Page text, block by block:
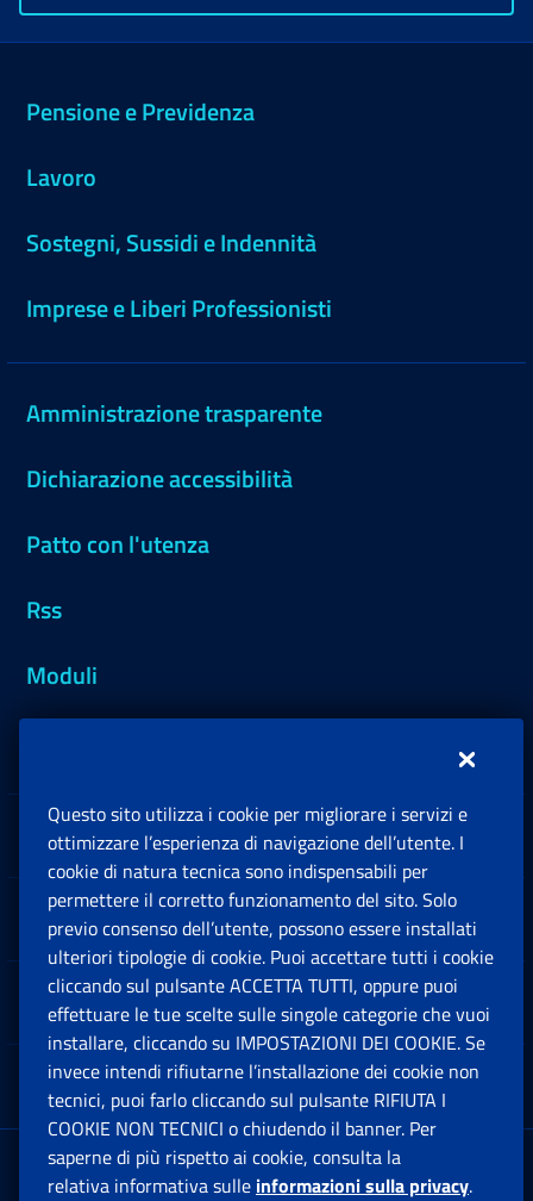
Pensione e Previdenza
Lavoro
Sostegni, Sussidi e Indennità
Imprese e Liberi Professionisti
Amministrazione trasparente
Dichiarazione accessibilità
Patto con l'utenza
Rss
Moduli
Sedi e Contatti
Software
Note Legali
App mobile
Sede Legale : Via Ciro il Grande, 21
Questo sito utilizza i cookie per migliorare i servizi e
ottimizzare l’esperienza di navigazione dell’utente. I
cookie di natura tecnica sono indispensabili per
permettere il corretto funzionamento del sito. Solo
previo consenso dell’utente, possono essere installati
ulteriori tipologie di cookie. Puoi accettare tutti i cookie
cliccando sul pulsante ACCETTA TUTTI, oppure puoi
effettuare le tue scelte sulle singole categorie che vuoi
installare, cliccando su IMPOSTAZIONI DEI COOKIE. Se
invece intendi rifiutarne l’installazione dei cookie non
tecnici, puoi farlo cliccando sul pulsante RIFIUTA I
COOKIE NON TECNICI o chiudendo il banner. Per
saperne di più rispetto ai cookie, consulta la
relativa informativa sulle informazioni sulla privacy.